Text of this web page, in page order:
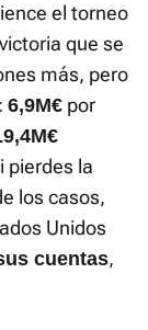
el torneo
que se
más, pero
6,9M€ por
pierdes la
los casos,
Unidos
cuentas,